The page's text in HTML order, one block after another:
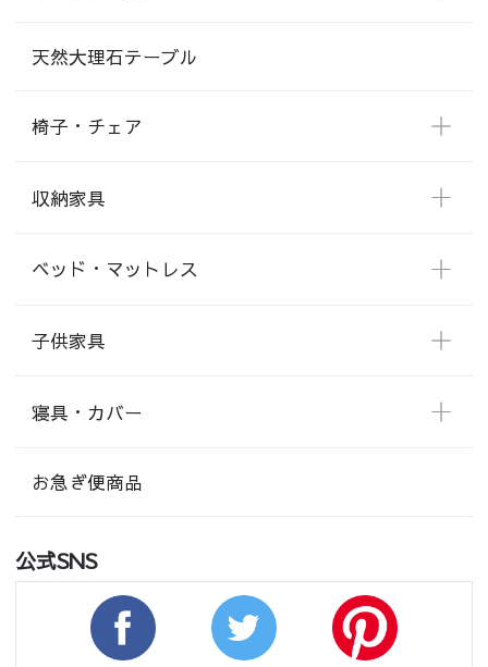
天然大理石テーブル
椅子・チェア
収納家具
ベッド・マットレス
子供家具
寝具・カバー
お急ぎ便商品
公式SNS